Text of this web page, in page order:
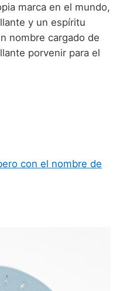
marca en el mundo,
y un espíritu
nombre cargado de
porvenir para el
con el nombre de